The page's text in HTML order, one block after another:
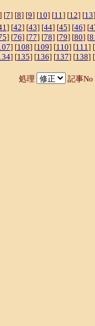
] [7] [8] [9] [10] [11] [12] [13
] [42] [43] [44] [45] [46] [
] [76] [77] [78] [79] [80] [
] [108] [109] [110] [111] [
] [135] [136] [137] [138] [
処理 記事No